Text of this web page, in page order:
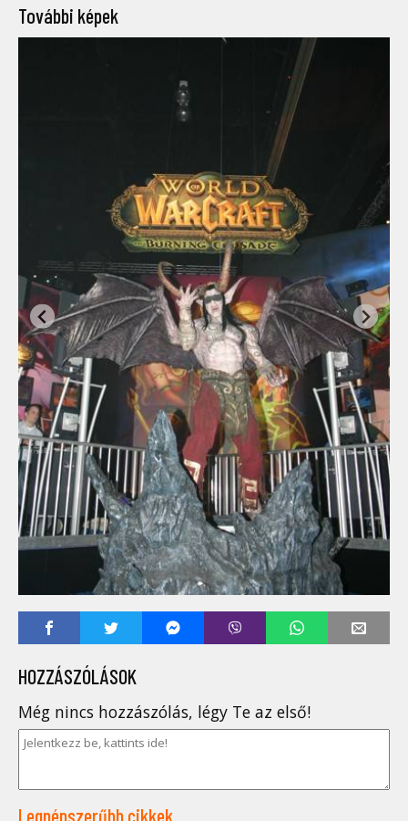
További képek
HOZZÁSZÓLÁSOK
Még nincs hozzászólás, légy Te az első!
Legnépszerűbb cikkek